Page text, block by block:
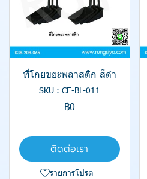
ที่โกยขยะพลาสติก สีดำ
SKU : CE-BL-011
฿0
ติดต่อเรา
รายการโปรด